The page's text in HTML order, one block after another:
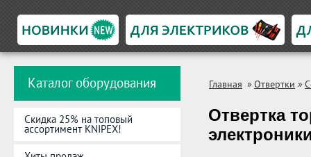
Каталог оборудования
Скидка 25% на топовый
ассортимент KNIPEX!
Главная » Отвертки »
Отвертка